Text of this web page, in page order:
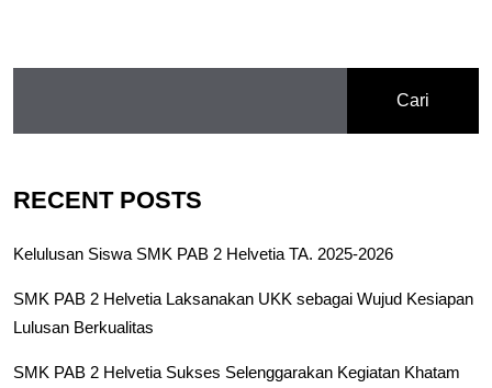
Cari
RECENT POSTS
Kelulusan Siswa SMK PAB 2 Helvetia TA. 2025-2026
SMK PAB 2 Helvetia Laksanakan UKK sebagai Wujud Kesiapan
Lulusan Berkualitas
SMK PAB 2 Helvetia Sukses Selenggarakan Kegiatan Khatam